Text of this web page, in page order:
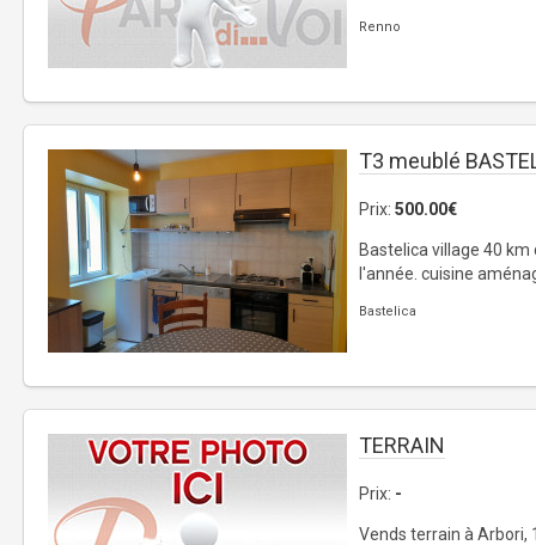
Renno
T3 meublé
Prix: 500.00€
Bastelica village 40
l'année. cuisine
Bastelica
TERRAIN
Prix: -
Vends terrain à Arbori,